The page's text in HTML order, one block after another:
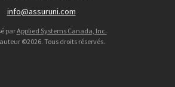
info@assuruni.com
parApplied Systems Canada, Inc.
©2026. Tous droits réservés.